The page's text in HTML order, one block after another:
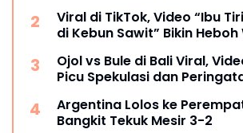
Viral di TikTok, Video “Ibu
di Kebun Sawit” Bikin
Ojol vs Bule di Bali Viral,
Picu Spekulasi dan
Argentina Lolos ke
Bangkit Tekuk Mesir 3-2